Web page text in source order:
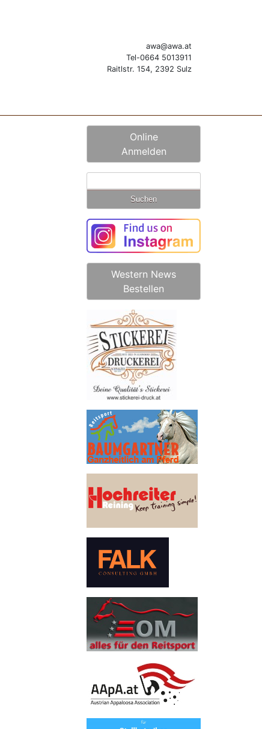
awa@awa.at
Tel-0664 5013911
Raitlstr. 154, 2392 Sulz
Online
Anmelden
nach:
Western News
Bestellen